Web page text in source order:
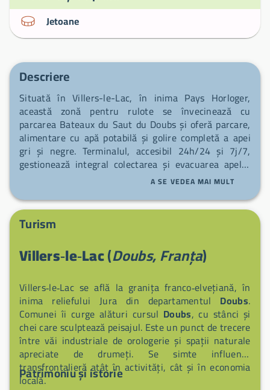
Jetoane
Descriere
Situată în Villers-le-Lac, în inima Pays Horloger,
această zonă pentru rulote se învecinează cu
parcarea Bateaux du Saut du Doubs și oferă parcare,
alimentare cu apă potabilă și golire completă a apei
gri și negre. Terminalul, accesibil 24h/24 și 7j/7,
gestionează integral colectarea și evacuarea apelor
uzate pentru un serviciu fiabil în orice circumstanță.
jetoane, disponibile numai la recepția Bateaux
Mouches — așadar, rețineți să le ridicați la fața
locului pentru a folosi golirea. Amplasată într-un
pontoanelor, zona facilitează coordonarea între
staționare, activități fluviale și facilitățile locale.
A SE VEDEA MAI MULT
Turism
Villers‑le‑Lac(Doubs, Franța)
Villers‑le‑Lac se află la granița franco‑elvețiană, în
inima reliefului Jura din departamentul Doubs.
Comunei îi curge alături cursul Doubs, cu stânci și
chei care sculptează peisajul. Este un punct de trecere
între văi industriale de orologerie și spații naturale
apreciate de drumeți. Se simte influența
transfrontalieră atât în activități, cât și în economia
locală.
Patrimoniu și istorie